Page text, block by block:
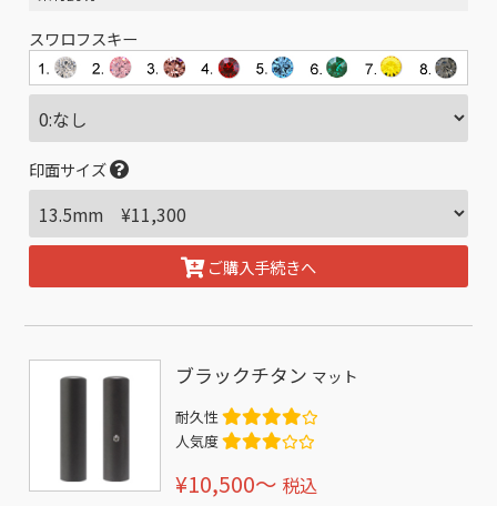
スワロフスキー
印面サイズ
ご購入手続きへ
ブラックチタン マット
耐久性
人気度
¥10,500〜 税込